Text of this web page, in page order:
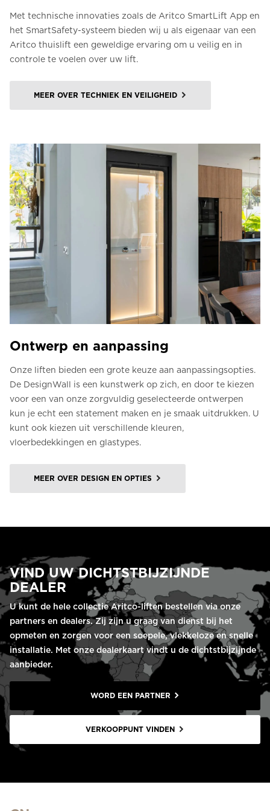
Met technische innovaties zoals de Aritco SmartLift App en
het SmartSafety-systeem bieden wij u als eigenaar van een
Aritco thuislift een geweldige ervaring om u veilig en in
controle te voelen over uw lift.
MEER OVER TECHNIEK EN VEILIGHEID
Ontwerp en aanpassing
Onze liften bieden een grote keuze aan aanpassingsopties.
De DesignWall is een kunstwerk op zich, en door te kiezen
voor een van onze zorgvuldig geselecteerde ontwerpen
kun je echt een statement maken en je smaak uitdrukken. U
kunt ook kiezen uit verschillende kleuren,
vloerbedekkingen en glastypes.
MEER OVER DESIGN EN OPTIES
VIND UW DICHTSTBIJZIJNDE
DEALER
U kunt de hele collectie Aritco-liften bestellen via onze
partners en dealers. Zij zijn u graag van dienst bij het
opmeten en zorgen voor een soepele, vlekkeloze en snelle
installatie. Met onze dealerkaart vindt u de dichtstbijzijnde
aanbieder.
WORD EEN PARTNER
VERKOOPPUNT VINDEN